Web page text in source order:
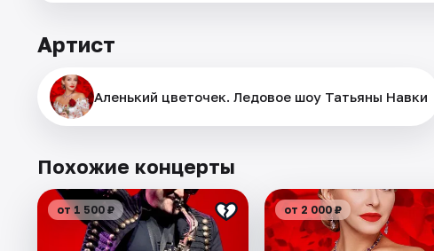
Артист
Аленький цветочек. Ледовое шоу Татьяны Навки
Похожие концерты
от 1 500 ₽ от 2 000 ₽